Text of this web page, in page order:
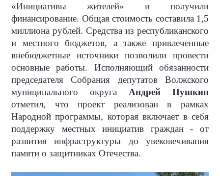
«Инициативы жителей» и получили
финансирование. Общая стоимость составила 1,5
миллиона рублей. Средства из республиканского
и местного бюджетов, а также привлеченные
внебюджетные источники позволили провести
основные работы. Исполняющий обязанности
председателя Собрания депутатов Волжского
муниципального округа Андрей Пушкин
отметил, что проект реализован в рамках
Народной программы, которая включает в себя
поддержку местных инициатив граждан - от
развития инфраструктуры до увековечивания
памяти о защитниках Отечества.